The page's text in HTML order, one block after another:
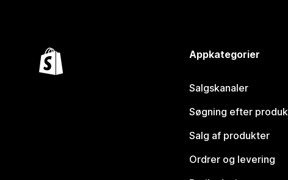
Appkategorier
Salgskanaler
Søgning efter
Salg af produkter
Ordrer og levering